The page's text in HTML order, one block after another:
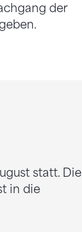
der
statt. Die
in die